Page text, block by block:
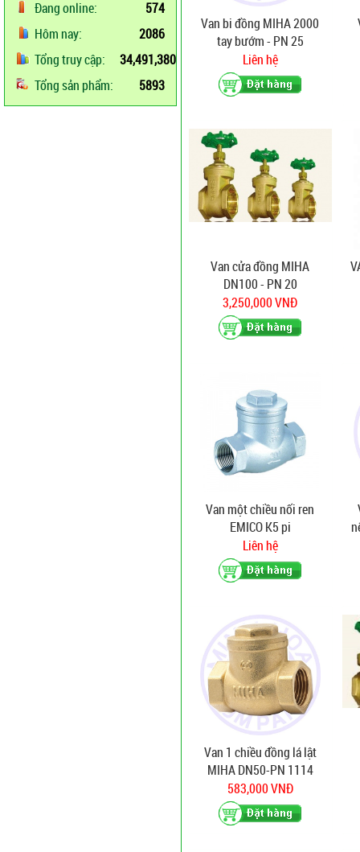
Đang online:
574
Hôm nay:
2086
Tổng truy cập:
34,491,380
Tổng sản phẩm:
5893
Van bi đồng MIHA 2000
tay bướm - PN 25
Liên hệ
Van cửa đồng MIHA
DN100 - PN 20
3,250,000 VNĐ
Van một chiều nối ren
EMICO K5 pi
Liên hệ
Van 1 chiều đồng lá lật
MIHA DN50-PN 1114
583,000 VNĐ